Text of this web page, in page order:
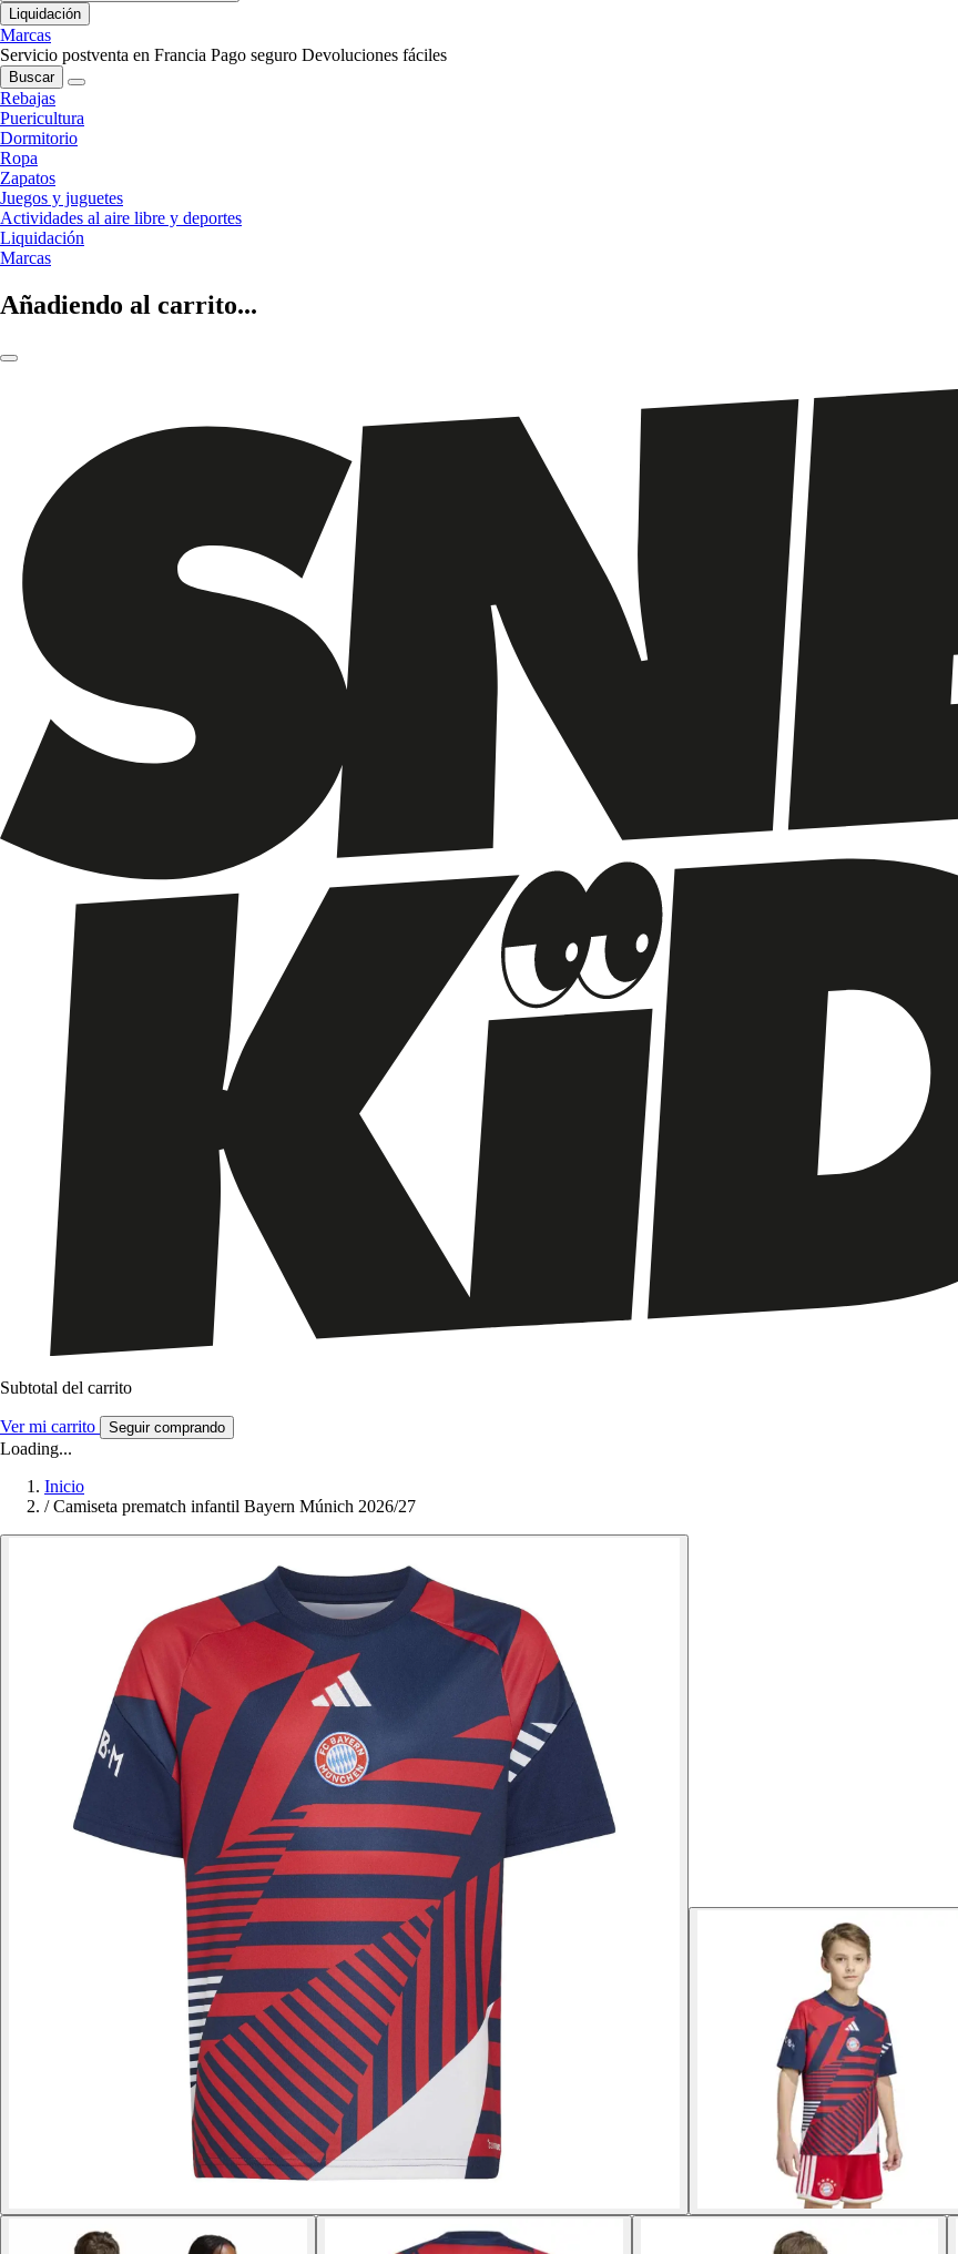
Liquidación
Marcas
Servicio postventa en Francia Pago seguro Devoluciones fáciles
Buscar
Rebajas
Puericultura
Dormitorio
Ropa
Zapatos
Juegos y juguetes
Actividades al aire libre y deportes
Liquidación
Marcas
Añadiendo al carrito...
Subtotal del carrito
Ver mi carrito Seguir comprando
Loading...
Inicio
/ Camiseta prematch infantil Bayern Múnich 2026/27